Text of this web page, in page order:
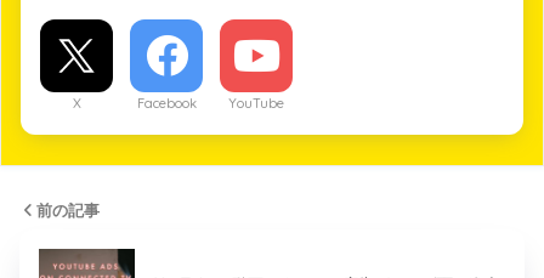
X Facebook YouTube
前の記事